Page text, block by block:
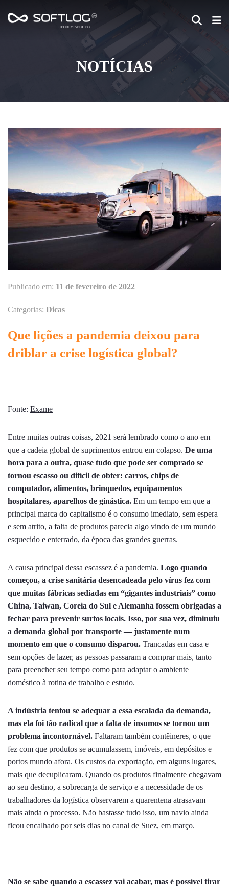
NOTÍCIAS
Publicado em: 11 de fevereiro de 2022
Categorias: Dicas
Que lições a pandemia deixou para
driblar a crise logística global?
Fonte: Exame
Entre muitas outras coisas, 2021 será lembrado como o ano em
que a cadeia global de suprimentos entrou em colapso. De uma
hora para a outra, quase tudo que pode ser comprado se
tornou escasso ou difícil de obter: carros, chips de
computador, alimentos, brinquedos, equipamentos
hospitalares, aparelhos de ginástica. Em um tempo em que a
principal marca do capitalismo é o consumo imediato, sem espera
e sem atrito, a falta de produtos parecia algo vindo de um mundo
esquecido e enterrado, da época das grandes guerras.
A causa principal dessa escassez é a pandemia. Logo quando
começou, a crise sanitária desencadeada pelo vírus fez com
que muitas fábricas sediadas em “gigantes industriais” como
China, Taiwan, Coreia do Sul e Alemanha fossem obrigadas a
fechar para prevenir surtos locais. Isso, por sua vez, diminuiu
a demanda global por transporte — justamente num
momento em que o consumo disparou. Trancadas em casa e
sem opções de lazer, as pessoas passaram a comprar mais, tanto
para preencher seu tempo como para adaptar o ambiente
doméstico à rotina de trabalho e estudo.
A indústria tentou se adequar a essa escalada da demanda,
mas ela foi tão radical que a falta de insumos se tornou um
problema incontornável. Faltaram também contêineres, o que
fez com que produtos se acumulassem, imóveis, em depósitos e
portos mundo afora. Os custos da exportação, em alguns lugares,
mais que decuplicaram. Quando os produtos finalmente chegavam
ao seu destino, a sobrecarga de serviço e a necessidade de os
trabalhadores da logística observarem a quarentena atrasavam
mais ainda o processo. Não bastasse tudo isso, um navio ainda
ficou encalhado por seis dias no canal de Suez, em março.
Não se sabe quando a escassez vai acabar, mas é possível tirar